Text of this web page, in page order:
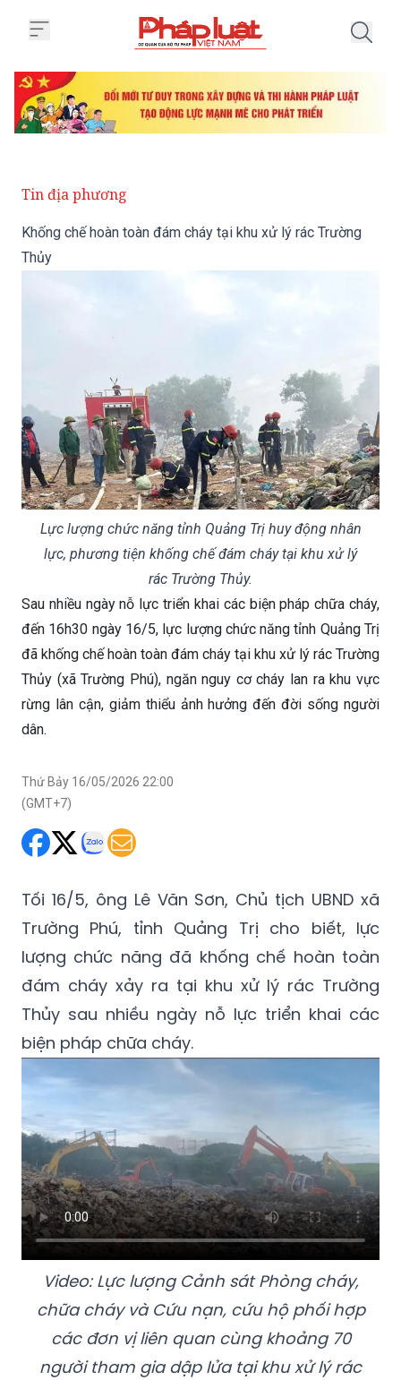
Tin địa phương
Khống chế hoàn toàn đám cháy tại khu xử lý rác Trường
Thủy
Lực lượng chức năng tỉnh Quảng Trị huy động nhân
lực, phương tiện khống chế đám cháy tại khu xử lý
rác Trường Thủy.
Sau nhiều ngày nỗ lực triển khai các biện pháp chữa cháy,
đến 16h30 ngày 16/5, lực lượng chức năng tỉnh Quảng Trị
đã khống chế hoàn toàn đám cháy tại khu xử lý rác Trường
Thủy (xã Trường Phú), ngăn nguy cơ cháy lan ra khu vực
rừng lân cận, giảm thiểu ảnh hưởng đến đời sống người
dân.
Thứ Bảy 16/05/2026 22:00
(GMT+7)
Tối 16/5, ông Lê Văn Sơn, Chủ tịch UBND xã
Trường Phú, tỉnh Quảng Trị cho biết, lực
lượng chức năng đã khống chế hoàn toàn
đám cháy xảy ra tại khu xử lý rác Trường
Thủy sau nhiều ngày nỗ lực triển khai các
biện pháp chữa cháy.
Video: Lực lượng Cảnh sát Phòng cháy,
chữa cháy và Cứu nạn, cứu hộ phối hợp
các đơn vị liên quan cùng khoảng 70
người tham gia dập lửa tại khu xử lý rác